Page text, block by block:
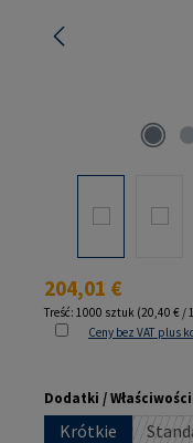
Cena regularna:
204,01 €
Treść: 1000 sztuk (20,40 € /
Ceny bez VAT plus
Wybierz
Dodatki / Właściwości
Krótkie